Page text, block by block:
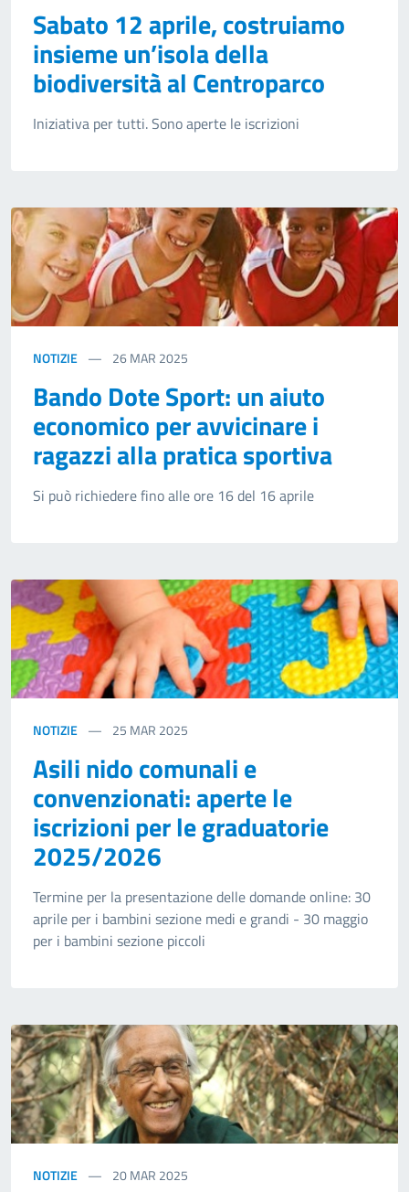
Sabato 12 aprile, costruiamo
insieme un’isola della
biodiversità al Centroparco
Iniziativa per tutti. Sono aperte le iscrizioni
NOTIZIE 26MAR 2025
Bando Dote Sport: un aiuto
economico per avvicinare i
ragazzi alla pratica sportiva
Si può richiedere fino alle ore 16 del 16 aprile
NOTIZIE 25 MAR 2025
Asili nido comunali e
convenzionati: aperte le
iscrizioni per le graduatorie
2025/2026
Termine per la presentazione delle domande online: 30
aprile per i bambini sezione medi e grandi - 30 maggio
per i bambini sezione piccoli
NOTIZIE 20MAR 2025